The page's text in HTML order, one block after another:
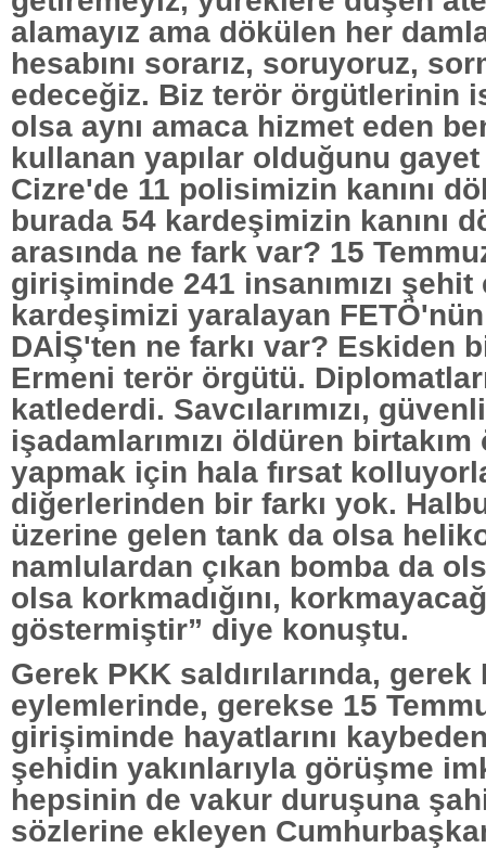
alamayız ama dökülen her
hesabını sorarız, soruyoruz,
edeceğiz. Biz terör örgütlerinin
olsa aynı amaca hizmet eden
kullanan yapılar olduğunu
Cizre'de 11 polisimizin kanını
burada 54 kardeşimizin kanını
arasında ne fark var? 15
girişiminde 241 insanımızı
kardeşimizi yaralayan
DAİŞ'ten ne farkı var? Eskiden
Ermeni terör örgütü.
katlederdi. Savcılarımızı,
işadamlarımızı öldüren
yapmak için hala fırsat
diğerlerinden bir farkı yok.
üzerine gelen tank da olsa
namlulardan çıkan bomba da
olsa korkmadığını,
göstermiştir” diye konuştu.
Gerek PKK saldırılarında, gerek
eylemlerinde, gerekse 15
girişiminde hayatlarını
şehidin yakınlarıyla görüşme
hepsinin de vakur duruşuna
sözlerine ekleyen